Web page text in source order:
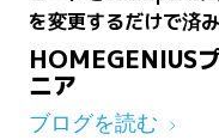
を変更するだけで済
HOMEGENIUS
ニア
ブログを読む